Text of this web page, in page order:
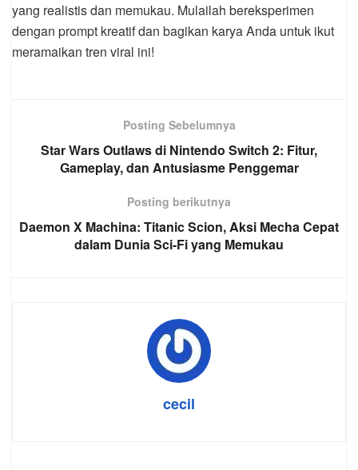
yang realistis dan memukau. Mulailah bereksperimen
dengan prompt kreatif dan bagikan karya Anda untuk ikut
meramaikan tren viral ini!
Posting Sebelumnya
Star Wars Outlaws di Nintendo Switch 2: Fitur,
Gameplay, dan Antusiasme Penggemar
Posting berikutnya
Daemon X Machina: Titanic Scion, Aksi Mecha Cepat
dalam Dunia Sci-Fi yang Memukau
cecil